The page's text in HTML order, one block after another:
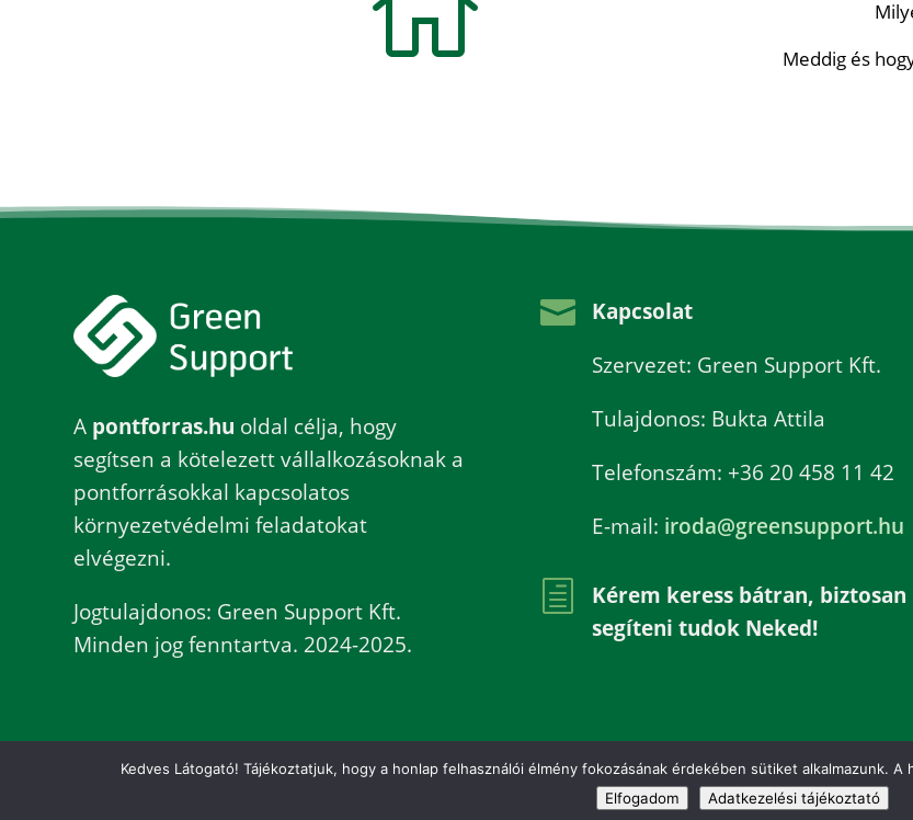
Meddig és
A pontforras.hu oldal célja, hogy
segítsen a kötelezett vállalkozásoknak a
pontforrásokkal kapcsolatos
környezetvédelmi feladatokat
elvégezni.
Jogtulajdonos: Green Support Kft.
Minden jog fenntartva. 2024-2025.

Kapcsolat
Szervezet: Green Support Kft.
Tulajdonos: Bukta Attila
Telefonszám: +36 20 458 11 42
E-mail: iroda@greensupport.hu
h
Kérem keress bátran, biztosan
segíteni tudok Neked!
MÉRÉS ADATKEZELÉSI TÁJÉKOZTATÓ
Kedves Látogató! Tájékoztatjuk, hogy a honlap felhasználói élmény fokozásának érdekében sütiket alkalmazunk.
Elfogadom
Adatkezelési tájékoztató